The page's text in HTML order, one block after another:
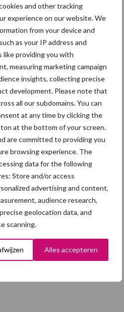
and other tracking
experience on our website. We
from your device and
as your IP address and
like providing you with
measuring marketing campaign
insights, collecting precise
development. Please note that
all our subdomains. You can
at any time by clicking the
at the bottom of your screen.
are committed to providing you
browsing experience. The
data for the following
Store and/or access
advertising and content,
audience research,
geolocation data, and
scanning.
Alles accepteren
jou! mestbeleid
pleit
benutting van
mest
mestprobleem
fosfaatuitdaging
op koers
mestplafonds